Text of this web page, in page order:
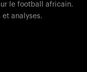
le football africain.
analyses.